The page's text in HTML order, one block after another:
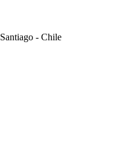
- Chile